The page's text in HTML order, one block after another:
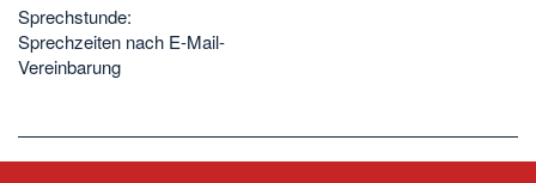
Sprechstunde:
Sprechzeiten nach E-Mail-
Vereinbarung